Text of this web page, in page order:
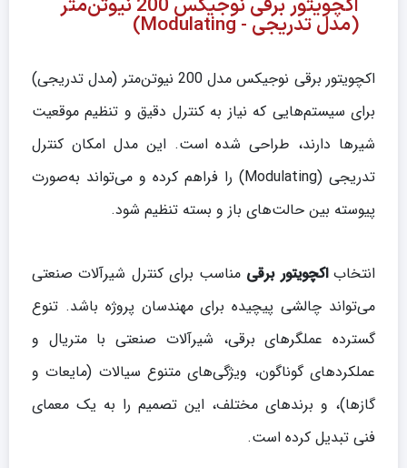
اکچویتور برقی نوجیکس 200 نیوتن‌متر
(مدل تدریجی - Modulating)
اکچویتور برقی نوجیکس مدل 200 نیوتن‌متر (مدل تدریجی)
برای سیستم‌هایی که نیاز به کنترل دقیق و تنظیم موقعیت
شیرها دارند، طراحی شده است. این مدل امکان کنترل
تدریجی (Modulating) را فراهم کرده و می‌تواند به‌صورت
پیوسته بین حالت‌های باز و بسته تنظیم شود.
انتخاباکچویتور برقی مناسب برای کنترل شیرآلات صنعتی
می‌تواند چالشی پیچیده برای مهندسان پروژه باشد. تنوع
گسترده عملگرهای برقی، شیرآلات صنعتی با متریال و
عملکردهای گوناگون، ویژگی‌های متنوع سیالات (مایعات و
گازها)، و برندهای مختلف، این تصمیم را به یک معمای
فنی تبدیل کرده است.